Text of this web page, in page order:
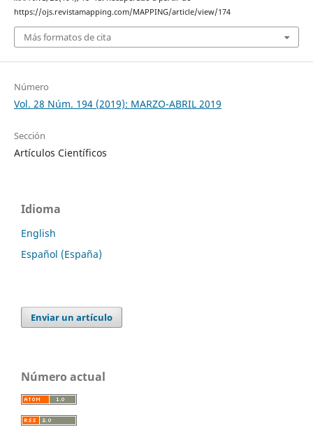
https://ojs.revistamapping.com/MAPPING/article/view/174
Más formatos de cita
Número
Vol. 28 Núm. 194 (2019): MARZO-ABRIL 2019
Sección
Artículos Científicos
Idioma
English
Español (España)
Enviar un artículo
Número actual